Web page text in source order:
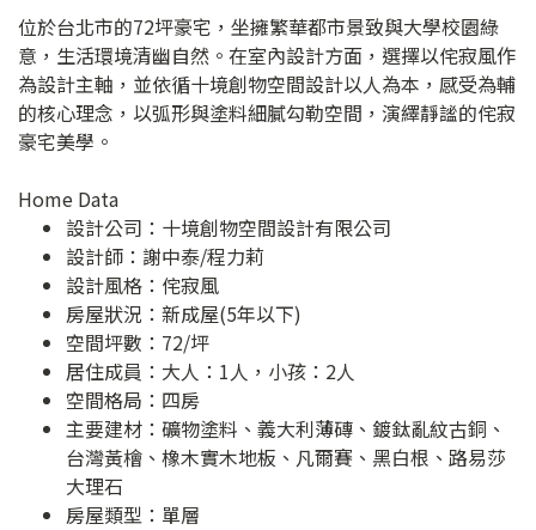
位於台北市的72坪豪宅，坐擁繁華都市景致與大學校園綠
意，生活環境清幽自然。在室內設計方面，選擇以侘寂風作
為設計主軸，並依循十境創物空間設計以人為本，感受為輔
的核心理念，以弧形與塗料細膩勾勒空間，演繹靜謐的侘寂
豪宅美學。
Home Data
設計公司： 十境創物空間設計有限公司
設計師：謝中泰/程力莉
設計風格：侘寂風
房屋狀況：新成屋(5年以下)
空間坪數：72/坪
居住成員：大人：1人，小孩：2人
空間格局：四房
主要建材：礦物塗料、義大利薄磚、鍍鈦亂紋古銅、
台灣黃檜、橡木實木地板、凡爾賽、黑白根、路易莎
大理石
房屋類型：單層